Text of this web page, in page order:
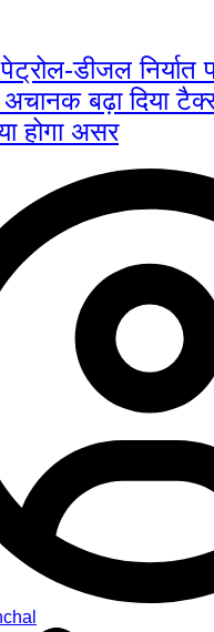
डीजल निर्यात
बढ़ा दिया
होगा असर